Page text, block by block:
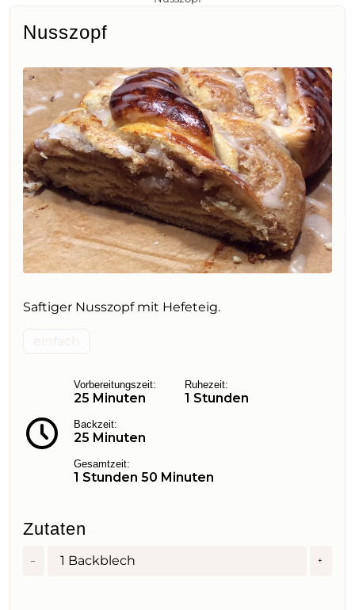
Nusszopf
Saftiger Nusszopf mit Hefeteig.
einfach
Vorbereitungszeit:
25 Minuten
Ruhezeit:
1 Stunden
Backzeit:
25 Minuten
Gesamtzeit:
1 Stunden 50 Minuten
Zutaten
– 1 Backblech +